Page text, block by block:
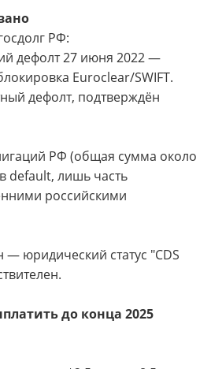
РФ:
дефолт 27 июня 2022 —
Euroclear/SWIFT.
дефолт, подтверждён
РФ (общая сумма около
default, лишь часть
российскими
— юридический статус "CDS
до конца 2025